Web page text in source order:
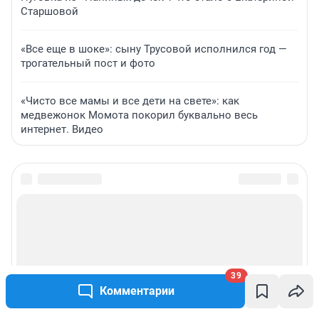
Комментарии
39
Старшовой
«Все еще в шоке»: сыну Трусовой исполнился год —
трогательный пост и фото
«Чисто все мамы и все дети на свете»: как
медвежонок Момота покорил буквально весь
интернет. Видео